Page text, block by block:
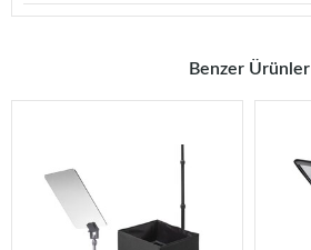
Benzer Ürünler